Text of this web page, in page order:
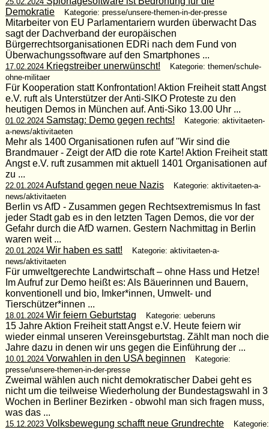
Demokratie
Kategorie: presse/unsere-themen-in-der-presse
Mitarbeiter von EU Parlamentariern wurden überwacht Das
sagt der Dachverband der europäischen
Bürgerrechtsorganisationen EDRi nach dem Fund von
Überwachungssoftware auf den Smartphones ...
17.02.2024Kriegstreiber unerwünscht!
Kategorie: themen/schule-
ohne-militaer
Für Kooperation statt Konfrontation! Aktion Freiheit statt Angst
e.V. ruft als Unterstützer der Anti-SIKO Proteste zu den
heutigen Demos in München auf. Anti-Siko 13.00 Uhr ...
01.02.2024Samstag: Demo gegen rechts!
Kategorie: aktivitaeten-
a-news/aktivitaeten
Mehr als 1400 Organisationen rufen auf "Wir sind die
Brandmauer - Zeigt der AfD die rote Karte! Aktion Freiheit statt
Angst e.V. ruft zusammen mit aktuell 1401 Organisationen auf
zu ...
22.01.2024Aufstand gegen neue Nazis
Kategorie: aktivitaeten-a-
news/aktivitaeten
Berlin vs AfD - Zusammen gegen Rechtsextremismus In fast
jeder Stadt gab es in den letzten Tagen Demos, die vor der
Gefahr durch die AfD warnen. Gestern Nachmittag in Berlin
waren weit ...
20.01.2024Wir haben es satt!
Kategorie: aktivitaeten-a-
news/aktivitaeten
Für umweltgerechte Landwirtschaft – ohne Hass und Hetze!
Im Aufruf zur Demo heißt es: Als Bäuerinnen und Bauern,
konventionell und bio, Imker*innen, Umwelt- und
Tierschützer*innen ...
18.01.2024Wir feiern Geburtstag Kategorie: ueberuns
15 Jahre Aktion Freiheit statt Angst e.V. Heute feiern wir
wieder einmal unseren Vereinsgeburtstag. Zählt man noch die
Jahre dazu in denen wir uns gegen die Einführung der ...
10.01.2024Vorwahlen in den USA beginnen
Kategorie:
presse/unsere-themen-in-der-presse
Zweimal wählen auch nicht demokratischer Dabei geht es
nicht um die teilweise Wiederholung der Bundestagswahl in 3
Wochen in Berliner Bezirken - obwohl man sich fragen muss,
was das ...
15.12.2023Volksbewegung schafft neue Grundrechte
Kategorie: